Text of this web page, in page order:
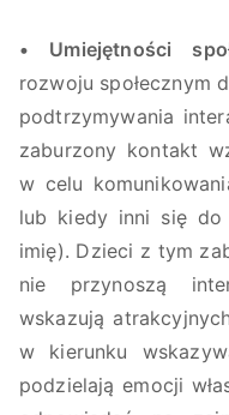
• Umiejętności
rozwoju społecznym
podtrzymywania
zaburzony kontakt
w celu
lub kiedy inni się do
imię). Dzieci z tym
nie przynoszą
wskazują
w kierunku
podzielają emocji